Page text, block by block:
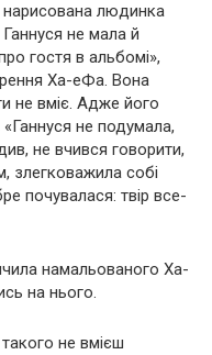
нарисована людинка
не мала й
гостя в альбомі»,
Ха-еФа. Вона
не вміє. Адже його
не подумала,
не вчився говорити,
злегковажила собі
почувалася: твір все-
намальованого Ха-
на нього.
не вмієш